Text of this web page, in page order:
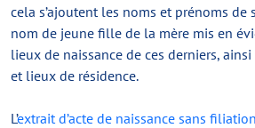
cela s’ajoutent les noms et prénoms de
nom de jeune fille de la mère mis en
lieux de naissance de ces derniers,
et lieux de résidence.
L’extrait d’acte de naissance sans filiation